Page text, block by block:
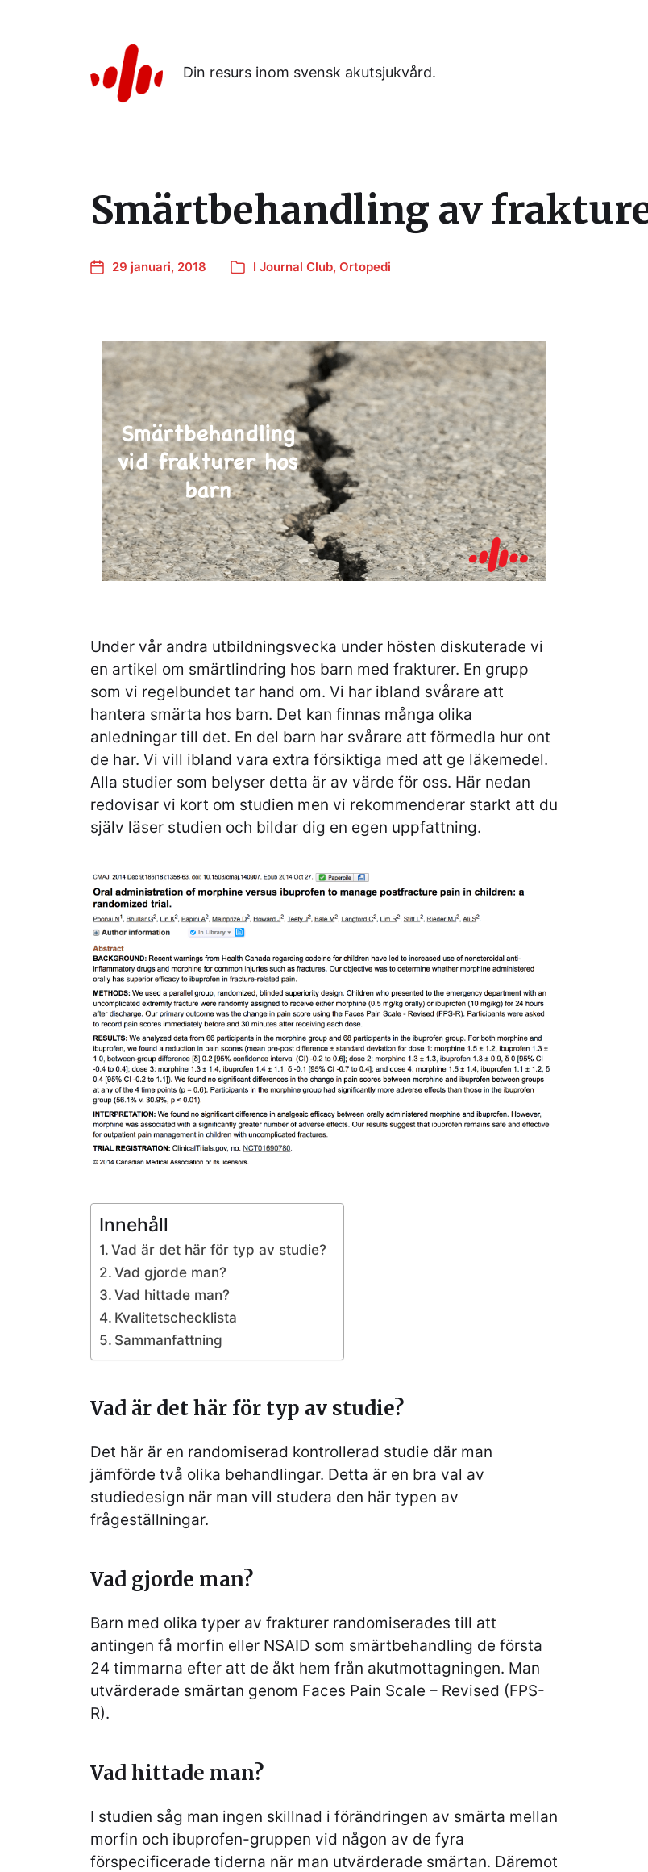
Din resurs inom svensk akutsjukvård.
Smärtbehandling av
29 januari, 2018 I Journal Club, Ortopedi
Under vår andra utbildningsvecka under hösten diskuterade vi
en artikel om smärtlindring hos barn med frakturer. En grupp
som vi regelbundet tar hand om. Vi har ibland svårare att
hantera smärta hos barn. Det kan finnas många olika
anledningar till det. En del barn har svårare att förmedla hur ont
de har. Vi vill ibland vara extra försiktiga med att ge läkemedel.
Alla studier som belyser detta är av värde för oss. Här nedan
redovisar vi kort om studien men vi rekommenderar starkt att du
själv läser studien och bildar dig en egen uppfattning.
Innehåll
Vad är det här för typ av studie?
Vad gjorde man?
Vad hittade man?
Kvalitetschecklista
Sammanfattning
Vad är det här för typ av studie?
Det här är en randomiserad kontrollerad studie där man
jämförde två olika behandlingar. Detta är en bra val av
studiedesign när man vill studera den här typen av
frågeställningar.
Vad gjorde man?
Barn med olika typer av frakturer randomiserades till att
antingen få morfin eller NSAID som smärtbehandling de första
24 timmarna efter att de åkt hem från akutmottagningen. Man
utvärderade smärtan genom Faces Pain Scale – Revised (FPS-
R).
Vad hittade man?
I studien såg man ingen skillnad i förändringen av smärta mellan
morfin och ibuprofen-gruppen vid någon av de fyra
förspecificerade tiderna när man utvärderade smärtan. Däremot